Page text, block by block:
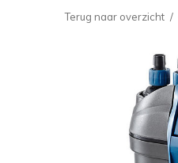
Terug naar overzicht